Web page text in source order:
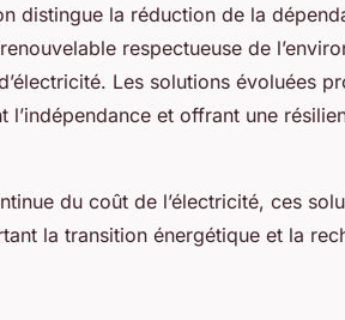
distingue la réduction de la
respectueuse de
Les solutions évoluées
l’indépendance et offrant une
du coût de l’électricité, ces
la transition énergétique et la